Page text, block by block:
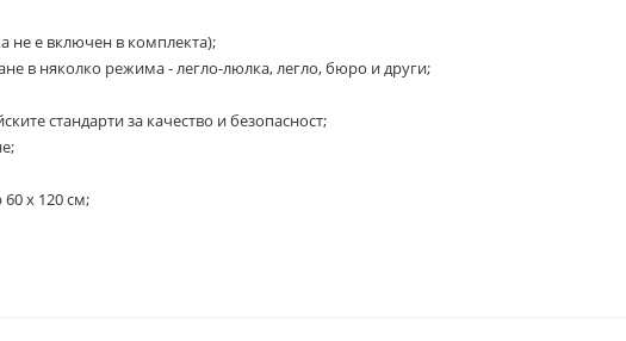
не е включен в комплекта);
в няколко режима - легло-люлка, легло, бюро и други;
стандарти за качество и безопасност;
х 120 см;